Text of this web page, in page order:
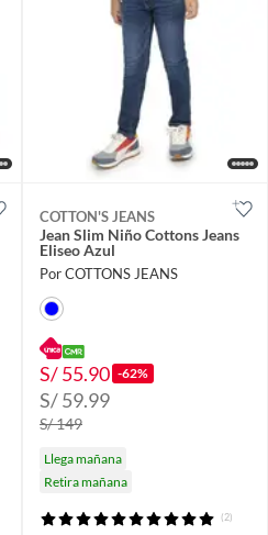
COTTON'S JEANS
Jean Slim Niño Cottons Jeans
Eliseo Azul
Por COTTONS JEANS
S/ 55.90 -62%
S/ 59.99
S/ 149
Llega mañana
Retira mañana
(2)